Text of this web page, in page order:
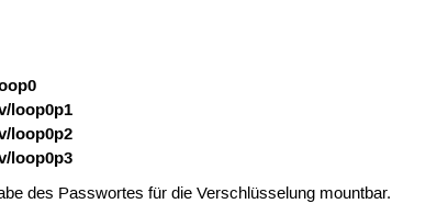
loop0p1
loop0p2
loop0p3
des Passwortes für die Verschlüsselung mountbar.